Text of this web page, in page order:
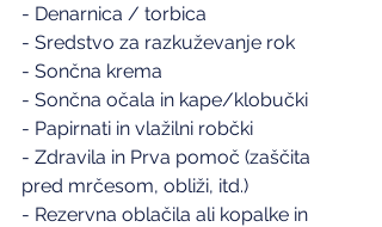
- Denarnica / torbica
- Sredstvo za razkuževanje rok
- Sončna krema
- Sončna očala in kape/klobučki
- Papirnati in vlažilni robčki
- Zdravila in Prva pomoč (zaščita
pred mrčesom, obliži, itd.)
- Rezervna oblačila ali kopalke in